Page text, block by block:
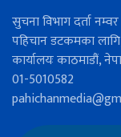
सुचना विभाग दर्ता
पहिचान डटकमका
कार्यालयः काठमाडौं,
01-5010582